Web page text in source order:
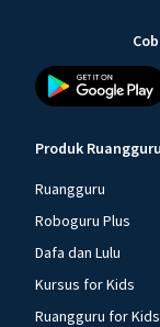
Produk Ruangguru
Ruangguru
Roboguru Plus
Dafa dan Lulu
Kursus for Kids
Ruangguru for Kids